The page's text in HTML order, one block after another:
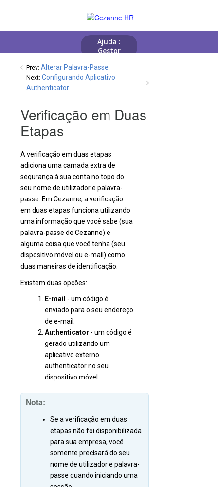
Prev: Alterar Palavra-Passe
Next: Configurando Aplicativo
Authenticator
Verificação em Duas
Etapas
A verificação em duas etapas
adiciona uma camada extra de
segurança à sua conta no topo do
seu nome de utilizador e palavra-
passe. Em Cezanne, a verificação
em duas etapas funciona utilizando
uma informação que você sabe (sua
palavra-passe de Cezanne) e
alguma coisa que você tenha (seu
dispositivo móvel ou e-mail) como
duas maneiras de identificação.
Existem duas opções:
E-mail - um código é
enviado para o seu endereço
de e-mail.
Authenticator - um código é
gerado utilizando um
aplicativo externo
authenticator no seu
dispositivo móvel.
Nota:
Se a verificação em duas
etapas não foi disponibilizada
para sua empresa, você
somente precisará do seu
nome de utilizador e palavra-
passe quando iniciando uma